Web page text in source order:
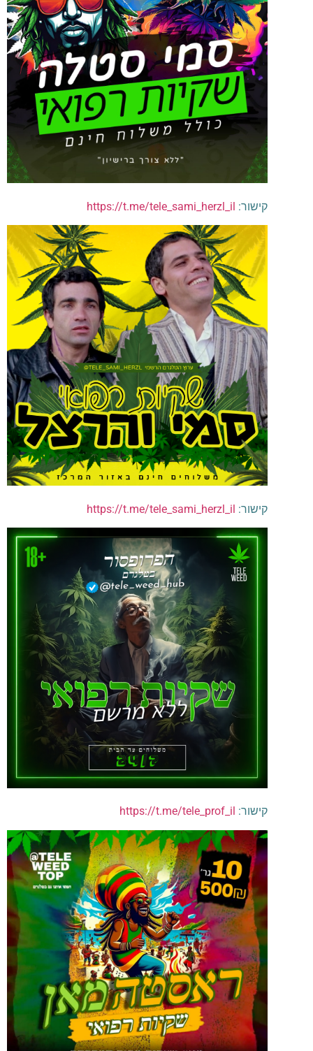
קישור: https://t.me/tele_sami_herzl_il
קישור: https://t.me/tele_sami_herzl_il
קישור: https://t.me/tele_prof_il